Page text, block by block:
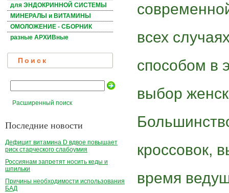
для ЭНДОКРИННОЙ СИСТЕМЫ
МИНЕРАЛЫ и ВИТАМИНЫ
ОМОЛОЖЕНИЕ - СБОРНИК
разные АРХИВные
Поиск
Расширенный поиск
Последние новости
Дефицит витамина D вдвое повышает
риск старческого слабоумия
Россиянам запретят носить кеды и
шпильки
Причины необходимости использования
БАД
всех
способом в
выбор
кроссовок,
время